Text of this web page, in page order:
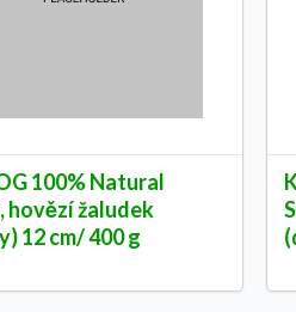
100% Natural
hovězí žaludek
12 cm/ 400 g